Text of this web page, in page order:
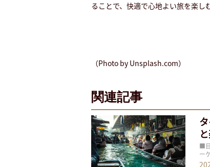
ることで、快適で心地よい旅を楽し
（Photo by Unsplash.com）
関連記事
■
ー
マ